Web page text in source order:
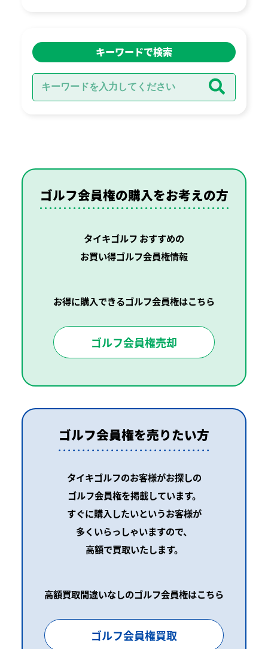
キーワードで検索
ゴルフ会員権の購入をお考えの方
タイキゴルフ おすすめの
お買い得ゴルフ会員権情報
お得に購入できるゴルフ会員権はこちら
ゴルフ会員権売却
ゴルフ会員権を売りたい方
タイキゴルフのお客様がお探しの
ゴルフ会員権を掲載しています。
すぐに購入したいというお客様が
多くいらっしゃいますので、
高額で買取いたします。
高額買取間違いなしのゴルフ会員権はこちら
ゴルフ会員権買取